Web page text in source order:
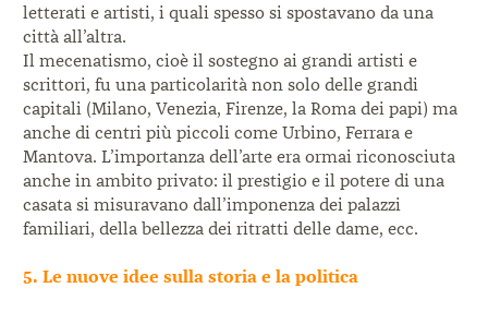
letterati e artisti, i quali spesso si spostavano da una
città all’altra.
Il mecenatismo, cioè il sostegno ai grandi artisti e
scrittori, fu una particolarità non solo delle grandi
capitali (Milano, Venezia, Firenze, la Roma dei papi) ma
anche di centri più piccoli come Urbino, Ferrara e
Mantova. L’importanza dell’arte era ormai riconosciuta
anche in ambito privato: il prestigio e il potere di una
casata si misuravano dall’imponenza dei palazzi
familiari, della bellezza dei ritratti delle dame, ecc.
5. Le nuove idee sulla storia e la politica